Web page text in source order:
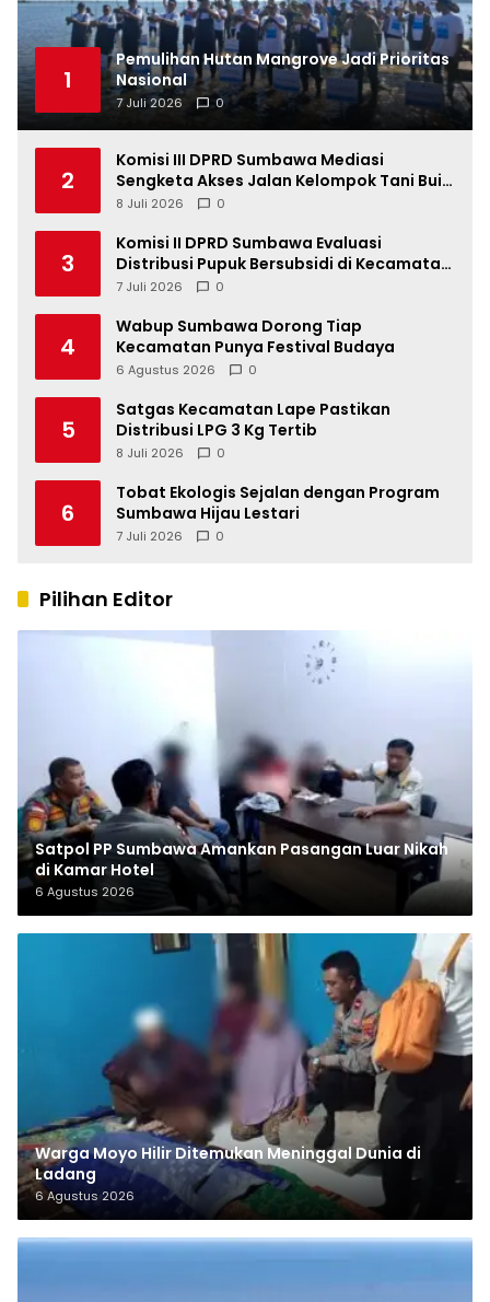
1
Pemulihan Hutan Mangrove Jadi Prioritas
Nasional
7 Juli 2026 0
2
Komisi III DPRD Sumbawa Mediasi
Sengketa Akses Jalan Kelompok Tani Buin
Dua
8 Juli 2026 0
3
Komisi II DPRD Sumbawa Evaluasi
Distribusi Pupuk Bersubsidi di Kecamatan
Lape
7 Juli 2026 0
4
Wabup Sumbawa Dorong Tiap
Kecamatan Punya Festival Budaya
6 Agustus 2026 0
5
Satgas Kecamatan Lape Pastikan
Distribusi LPG 3 Kg Tertib
8 Juli 2026 0
6
Tobat Ekologis Sejalan dengan Program
Sumbawa Hijau Lestari
7 Juli 2026 0
Pilihan Editor
Satpol PP Sumbawa Amankan Pasangan Luar Nikah
di Kamar Hotel
6 Agustus 2026
Warga Moyo Hilir Ditemukan Meninggal Dunia di
Ladang
6 Agustus 2026